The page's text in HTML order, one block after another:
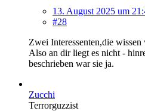
13. August 2025 um
#28
Zwei Interessenten,die
Also an dir liegt es nicht -
beschrieben war sie ja.
Zucchi
Terrorguzzist